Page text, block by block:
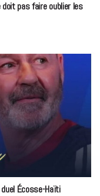
doit pas faire oublier les
Écosse-Haïti